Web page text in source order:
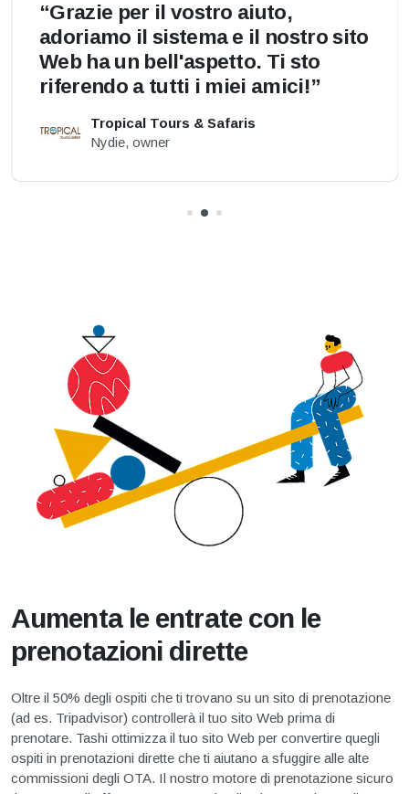
“Grazie per il vostro aiuto,
adoriamo il sistema e il nostro sito
Web ha un bell'aspetto. Ti sto
riferendo a tutti i miei amici!”
Tropical Tours & Safaris
Nydie, owner
Aumenta le entrate con le
prenotazioni dirette
Oltre il 50% degli ospiti che ti trovano su un sito di prenotazione
(ad es. Tripadvisor) controllerà il tuo sito Web prima di
prenotare. Tashi ottimizza il tuo sito Web per convertire quegli
ospiti in prenotazioni dirette che ti aiutano a sfuggire alle alte
commissioni degli OTA. Il nostro motore di prenotazione sicuro